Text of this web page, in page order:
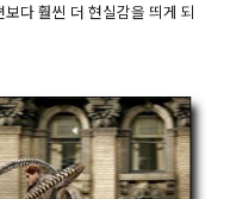
다 훨씬 더 현실감을 띄게 되